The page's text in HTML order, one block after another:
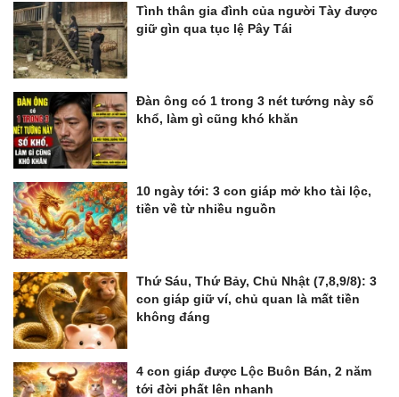
Tình thân gia đình của người Tày được
giữ gìn qua tục lệ Pây Tái
Đàn ông có 1 trong 3 nét tướng này số
khổ, làm gì cũng khó khăn
10 ngày tới: 3 con giáp mở kho tài lộc,
tiền về từ nhiều nguồn
Thứ Sáu, Thứ Bảy, Chủ Nhật (7,8,9/8): 3
con giáp giữ ví, chủ quan là mất tiền
không đáng
4 con giáp được Lộc Buôn Bán, 2 năm
tới đời phất lên nhanh